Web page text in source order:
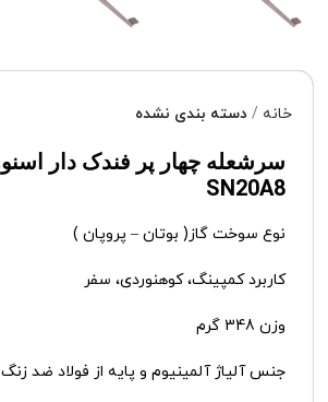
خانه دسته بندی نشده
سرشعله چهار پر فندک دار
SN20A8
نوع سوخت گاز( بوتان – پروپان )
کاربرد کمپینگ، کوهنوردی، سفر
وزن 348 گرم
جنس آلیاژ آلمینیوم و پایه از فولاد ضد زنگ